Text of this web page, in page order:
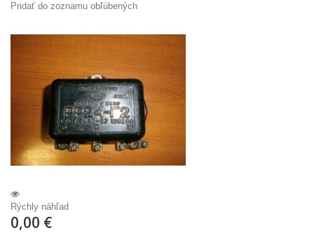
Pridať do zoznamu obľúbených
Rýchly náhľad
0,00 €